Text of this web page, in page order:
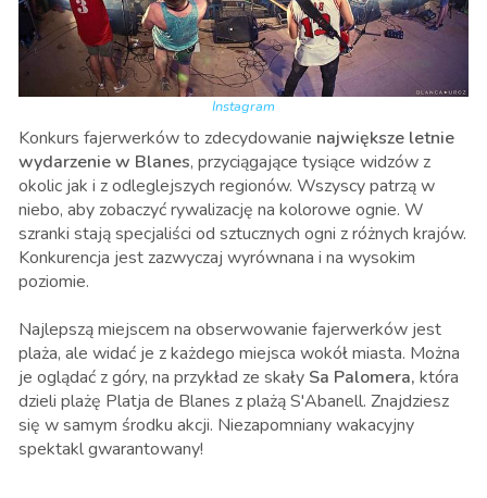
Instagram
Konkurs fajerwerków to zdecydowanie największe letnie
wydarzenie w Blanes, przyciągające tysiące widzów z
okolic jak i z odleglejszych regionów. Wszyscy patrzą w
niebo, aby zobaczyć rywalizację na kolorowe ognie. W
szranki stają specjaliści od sztucznych ogni z różnych krajów.
Konkurencja jest zazwyczaj wyrównana i na wysokim
poziomie.
Najlepszą miejscem na obserwowanie fajerwerków jest
plaża, ale widać je z każdego miejsca wokół miasta. Można
je oglądać z góry, na przykład ze skały Sa Palomera, która
dzieli plażę Platja de Blanes z plażą S'Abanell. Znajdziesz
się w samym środku akcji. Niezapomniany wakacyjny
spektakl gwarantowany!